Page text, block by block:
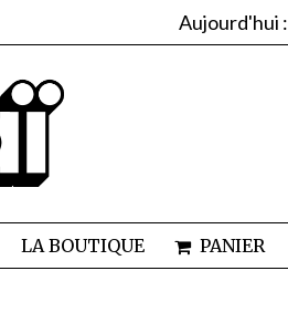
Aujourd'hui :
LA BOUTIQUE PANIER